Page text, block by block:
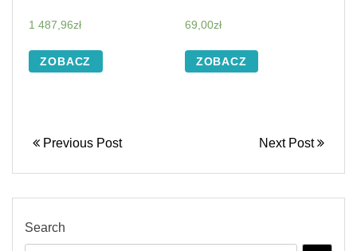
1 487,96zł
ZOBACZ
69,00zł
ZOBACZ
Previous Post Next Post
Search